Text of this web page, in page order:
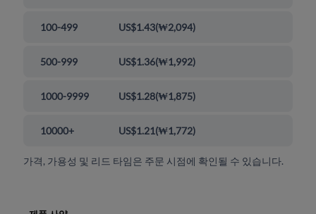
100-499 US$1.43(₩2,094)
500-999 US$1.36(₩1,992)
1000-9999 US$1.28(₩1,875)
10000+ US$1.21(₩1,772)
가격, 가용성 및 리드 타임은 주문 시점에 확인될 수 있습니다.